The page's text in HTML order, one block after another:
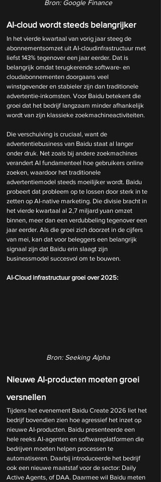
Bron: Google Finance
AI-cloud wordt steeds belangrijker
In het vierde kwartaal van vorig jaar steeg de
abonnementsomzet uit AI-cloudinfrastructuur met
liefst 143% tegenover een jaar eerder. Dat is
belangrijk omdat terugkerende software- en
cloudabonnementen doorgaans veel
winstgevender en stabieler zijn dan traditionele
advertentie-inkomsten. Voor Baidu betekent die
groei dat het bedrijf langzaam minder afhankelijk
wordt van zijn klassieke zoekmachineactiviteiten.
Die verschuiving is cruciaal, want de
advertentiebusiness van Baidu staat al langer
onder druk. Net zoals bij andere zoekmachines
verandert AI fundamenteel hoe gebruikers online
zoeken, waardoor het traditionele
advertentiemodel steeds moeilijker wordt. Baidu
probeert dat probleem op te lossen door sterk in te
zetten op AI-native marketing. Die divisie bracht in
het vierde kwartaal al 2,7 miljard yuan omzet
binnen, meer dan een verdubbeling tegenover een
jaar eerder. Als die groei zich doorzet in de cijfers
van mei, kan dat voor beleggers een belangrijk
signaal zijn dat Baidu erin slaagt zijn
businessmodel succesvol om te bouwen.
AI-Cloud infrastructuur groei over 2025:
Bron: Seeking Alpha
Nieuwe AI-producten moeten groei
versnellen
Tijdens het evenement Baidu Create 2026 liet het
bedrijf bovendien zien hoe agressief het inzet op
nieuwe AI-producten. Baidu presenteerde een
hele reeks AI-agenten en softwareplatformen die
bedrijven moeten helpen processen te
automatiseren. Daarbij introduceerde het bedrijf
ook een nieuwe maatstaf voor de sector: Daily
Active Agents, of DAA. Daarmee wil Baidu meten